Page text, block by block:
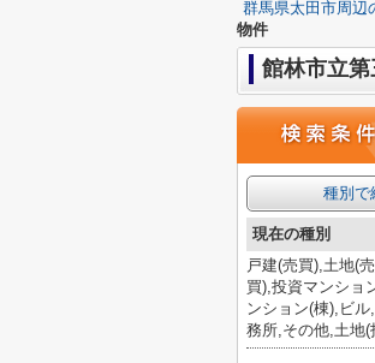
群馬県太田市周辺
物件
館林市立
種別で
現在の種別
戸建(売買),土地(
買),投資マンショ
ンション(棟),ビ
務所,その他,土地(